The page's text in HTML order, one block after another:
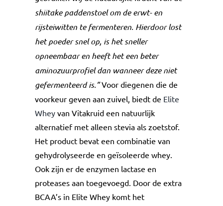
shiitake paddenstoel om de erwt- en
rijsteiwitten te fermenteren. Hierdoor lost
het poeder snel op, is het sneller
opneembaar en heeft het een beter
aminozuurprofiel dan wanneer deze niet
gefermenteerd is.”Voor diegenen die de
voorkeur geven aan zuivel, biedt de Elite
Whey van Vitakruid een natuurlijk
alternatief met alleen stevia als zoetstof.
Het product bevat een combinatie van
gehydrolyseerde en geïsoleerde whey.
Ook zijn er de enzymen lactase en
proteases aan toegevoegd. Door de extra
BCAA’s in Elite Whey komt het